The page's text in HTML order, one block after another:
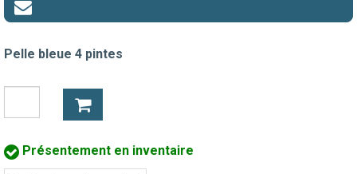
Pelle bleue 4 pintes
Présentement en inventaire